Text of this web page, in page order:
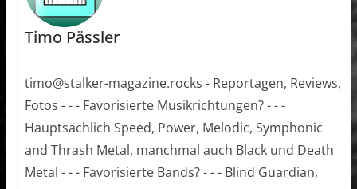
Timo Pässler
timo@stalker-magazine.rocks - Reportagen, Reviews,
Fotos - - - Favorisierte Musikrichtungen? - - -
Hauptsächlich Speed, Power, Melodic, Symphonic
and Thrash Metal, manchmal auch Black und Death
Metal - - - Favorisierte Bands? - - - Blind Guardian,